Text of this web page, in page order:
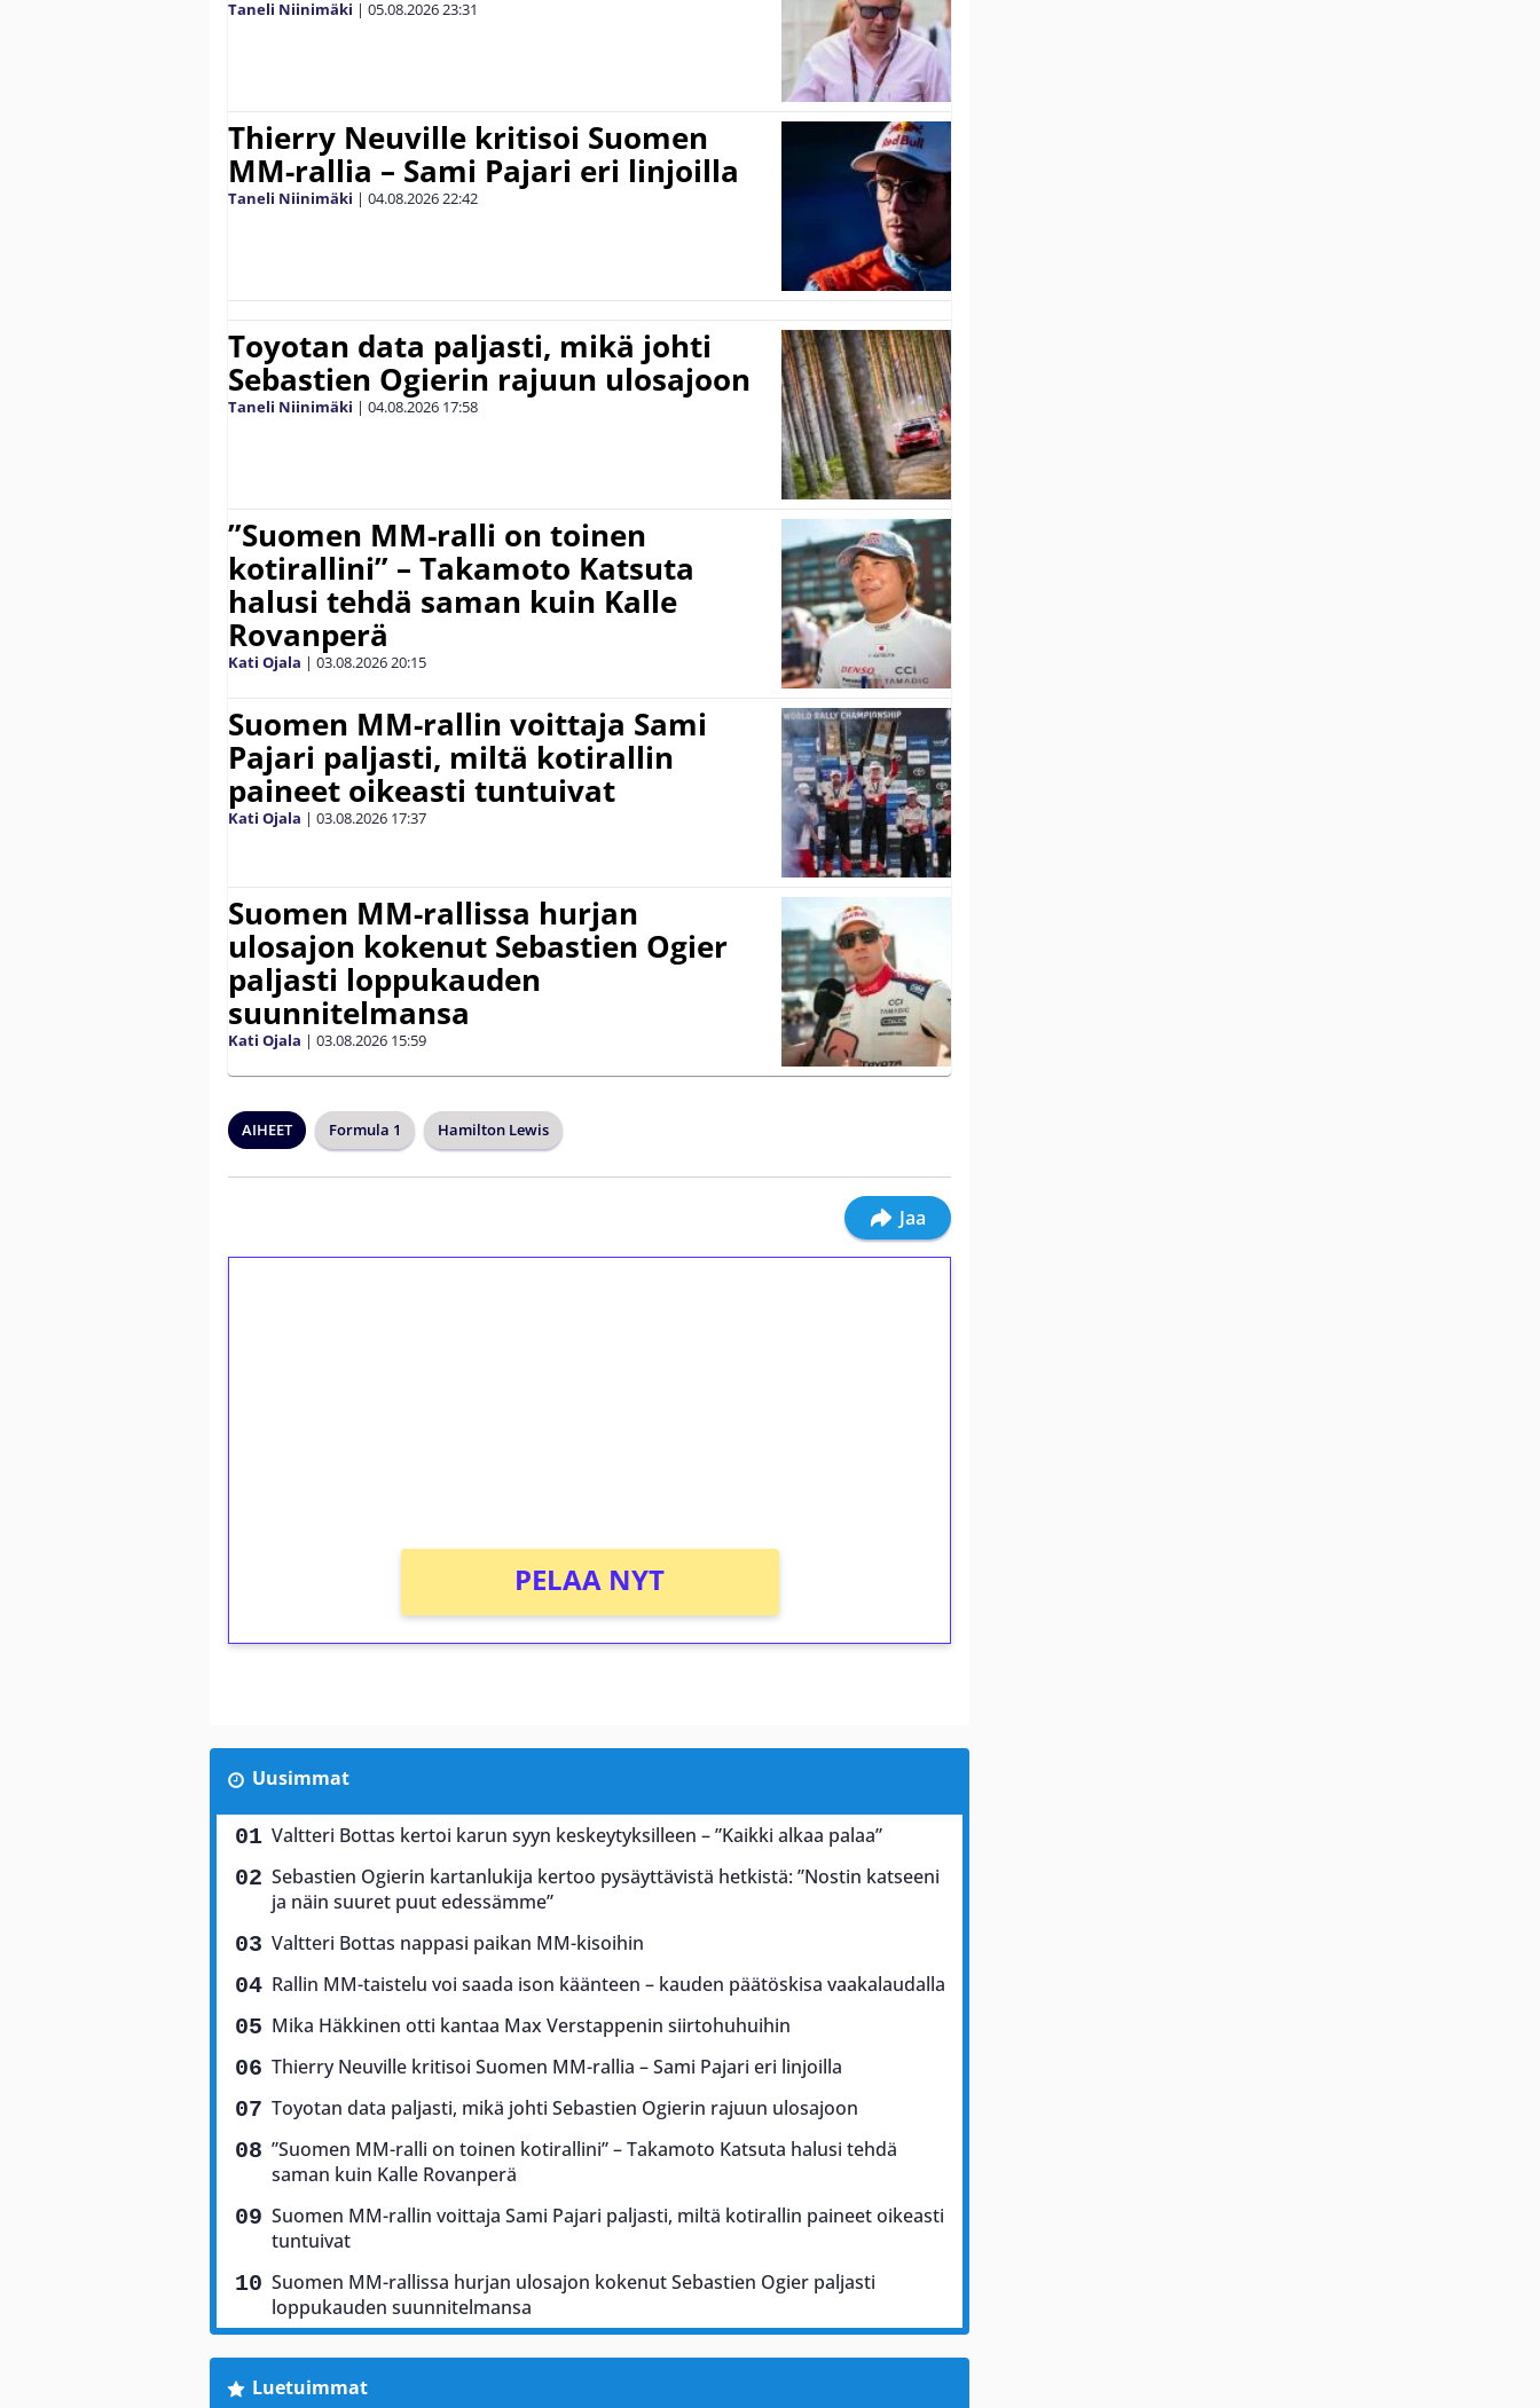
Taneli Niinimäki | 05.08.202623:31
Thierry Neuville kritisoi Suomen
MM-rallia – Sami Pajari eri linjoilla
Taneli Niinimäki | 04.08.202622:42
Toyotan data paljasti, mikä johti
Sebastien Ogierin rajuun ulosajoon
Taneli Niinimäki | 04.08.2026 17:58
”Suomen MM-ralli on toinen
kotirallini” – Takamoto Katsuta
halusi tehdä saman kuin Kalle
Rovanperä
Kati Ojala | 03.08.202620:15
Suomen MM-rallin voittaja Sami
Pajari paljasti, miltä kotirallin
paineet oikeasti tuntuivat
Kati Ojala | 03.08.2026 17:37
Suomen MM-rallissa hurjan
ulosajon kokenut Sebastien Ogier
paljasti loppukauden
suunnitelmansa
Kati Ojala | 03.08.2026 15:59
AIHEET Formula 1 Hamilton Lewis
Jaa
PELAA NYT
Uusimmat
Valtteri Bottas kertoi karun syyn keskeytyksilleen – ”Kaikki alkaa palaa”
Sebastien Ogierin kartanlukija kertoo pysäyttävistä hetkistä: ”Nostin katseeni
ja näin suuret puut edessämme”
Valtteri Bottas nappasi paikan MM-kisoihin
Rallin MM-taistelu voi saada ison käänteen – kauden päätöskisa vaakalaudalla
Mika Häkkinen otti kantaa Max Verstappenin siirtohuhuihin
Thierry Neuville kritisoi Suomen MM-rallia – Sami Pajari eri linjoilla
Toyotan data paljasti, mikä johti Sebastien Ogierin rajuun ulosajoon
”Suomen MM-ralli on toinen kotirallini” – Takamoto Katsuta halusi tehdä
saman kuin Kalle Rovanperä
Suomen MM-rallin voittaja Sami Pajari paljasti, miltä kotirallin paineet oikeasti
tuntuivat
Suomen MM-rallissa hurjan ulosajon kokenut Sebastien Ogier paljasti
loppukauden suunnitelmansa
Luetuimmat